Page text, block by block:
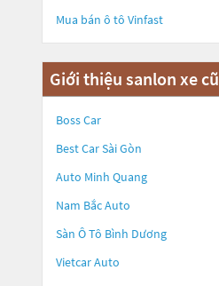
Mua bán ô tô Vinfast
Giới thiệu sanlon xe cũ
Boss Car
Best Car Sài Gòn
Auto Minh Quang
Nam Bắc Auto
Sàn Ô Tô Bình Dương
Vietcar Auto